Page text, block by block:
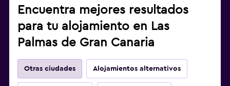
Encuentra mejores resultados
para tu alojamiento en Las
Palmas de Gran Canaria
Otras ciudades Alojamientos alternativos